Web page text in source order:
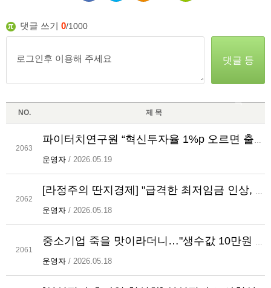
댓글 쓰기 0/1000
댓글 등
록
NO. 제 목
2063
파이터치연구원 “혁신투자율 1%p 오르면 출산율 0.04명 증가”
운영자 / 2026.05.19
2062
[라정주의 딴지경제] "급격한 최저임금 인상, 자영업자 큰 타격"
운영자 / 2026.05.18
2061
중소기업 죽을 맛이라더니…"생수값 10만원 못 내서 야반도주"
운영자 / 2026.05.18